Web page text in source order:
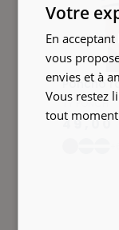
Poncho
TY PONCH
49,00
Votre
En
vous
envies et à
Vous restez
tout